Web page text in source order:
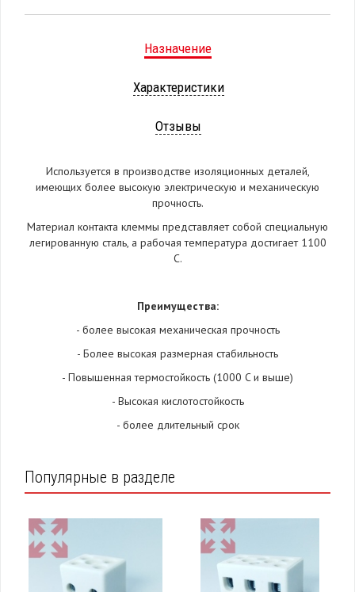
Назначение
Характеристики
Отзывы
Используется в производстве изоляционных деталей,
имеющих более высокую электрическую и механическую
прочность.
Материал контакта клеммы представляет собой специальную
легированную сталь, а рабочая температура достигает 1100
C.
Преимущества:
- более высокая механическая прочность
- Более высокая размерная стабильность
- Повышенная термостойкость (1000 C и выше)
- Высокая кислотостойкость
- более длительный срок
Популярные в разделе